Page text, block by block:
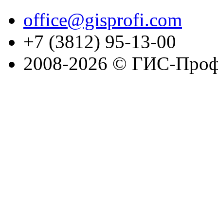
office@gisprofi.com
+7 (3812) 95-13-00
2008-2026 © ГИС-